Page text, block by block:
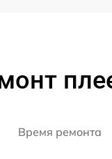
Время ремонта